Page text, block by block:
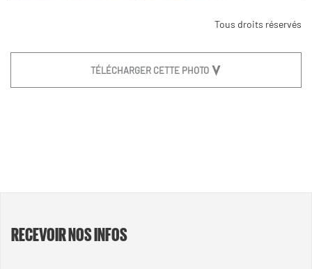
Tous droits réservés
TÉLÉCHARGER CETTE PHOTO
RECEVOIR NOS INFOS